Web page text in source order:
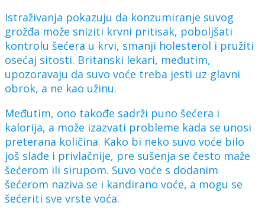
Istraživanja pokazuju da konzumiranje suvog
grožđa može sniziti krvni pritisak, poboljšati
kontrolu šećera u krvi, smanji holesterol i pružiti
osećaj sitosti. Britanski lekari, međutim,
upozoravaju da suvo voće treba jesti uz glavni
obrok, a ne kao užinu.
Međutim, ono takođe sadrži puno šećera i
kalorija, a može izazvati probleme kada se unosi
preterana količina. Kako bi neko suvo voće bilo
još slađe i privlačnije, pre sušenja se često maže
šećerom ili sirupom. Suvo voće s dodanim
šećerom naziva se i kandirano voće, a mogu se
šećeriti sve vrste voća.